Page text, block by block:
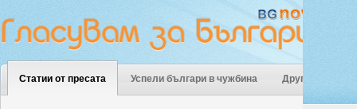
Статии от пресата Успели българи в чужбина Други